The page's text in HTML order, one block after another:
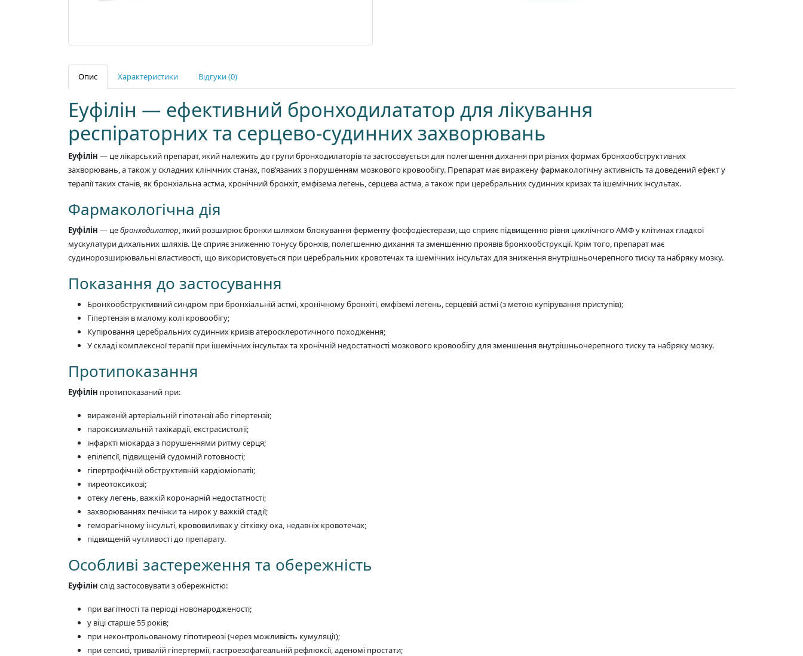
Опис Характеристики Відгуки (0)
Еуфілін — ефективний бронходилататор для лікування
респіраторних та серцево-судинних захворювань
Еуфілін — це лікарський препарат, який належить до групи бронходилаторів та застосовується для полегшення дихання при різних формах бронхообструктивних
захворювань, а також у складних клінічних станах, пов’язаних з порушенням мозкового кровообігу. Препарат має виражену фармакологічну активність та доведений ефект у
терапії таких станів, як бронхіальна астма, хронічний бронхіт, емфізема легень, серцева астма, а також при церебральних судинних кризах та ішемічних інсультах.
Фармакологічна дія
Еуфілін — цебронходилатор, який розширює бронхи шляхом блокування ферменту фосфодіестерази, що сприяє підвищенню рівня циклічного АМФ у клітинах гладкої
мускулатури дихальних шляхів. Це сприяє зниженню тонусу бронхів, полегшенню дихання та зменшенню проявів бронхообструкції. Крім того, препарат має
судинорозширювальні властивості, що використовується при церебральних кровотечах та ішемічних інсультах для зниження внутрішньочерепного тиску та набряку мозку.
Показання до застосування
Бронхообструктивний синдром при бронхіальній астмі, хронічному бронхіті, емфіземі легень, серцевій астмі (з метою купірування приступів);
Гіпертензія в малому колі кровообігу;
Купіровання церебральних судинних кризів атеросклеротичного походження;
У складі комплексної терапії при ішемічних інсультах та хронічній недостатності мозкового кровообігу для зменшення внутрішньочерепного тиску та набряку мозку.
Протипоказання
Еуфілін протипоказаний при:
вираженій артеріальній гіпотензії або гіпертензії;
пароксизмальній тахікардії, екстрасистолії;
інфаркті міокарда з порушеннями ритму серця;
епілепсії, підвищеній судомній готовності;
гіпертрофічній обструктивній кардіоміопатії;
тиреотоксикозі;
отеку легень, важкій коронарній недостатності;
захворюваннях печінки та нирок у важкій стадії;
геморагічному інсульті, крововиливах у сітківку ока, недавніх кровотечах;
підвищеній чутливості до препарату.
Особливі застереження та обережність
Еуфілін слід застосовувати з обережністю:
при вагітності та періоді новонародженості;
у віці старше 55 років;
при неконтрольованому гіпотиреозі (через можливість кумуляції);
при сепсисі, тривалій гіпертермії, гастроезофагеальній рефлюксії, аденомі простати;